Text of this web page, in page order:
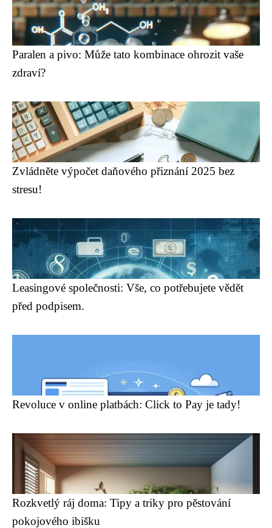
Paralen a pivo: Může tato kombinace ohrozit vaše
zdraví?
Zvládněte výpočet daňového přiznání 2025 bez
stresu!
Leasingové společnosti: Vše, co potřebujete vědět
před podpisem.
Revoluce v online platbách: Click to Pay je tady!
Rozkvetlý ráj doma: Tipy a triky pro pěstování
pokojového ibišku